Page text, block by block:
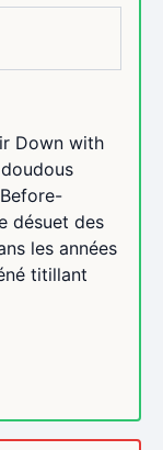
Down with
désuet des
les années
titillant